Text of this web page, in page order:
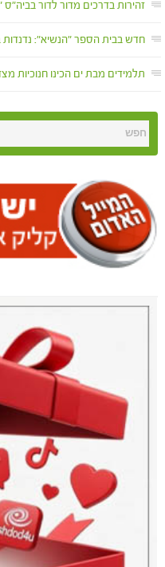
זהירות בדרכים מדור לדור
חדש בבית הספר "הנשיא": נדנדות
תלמידים מבת ים הכינו חנוכיות